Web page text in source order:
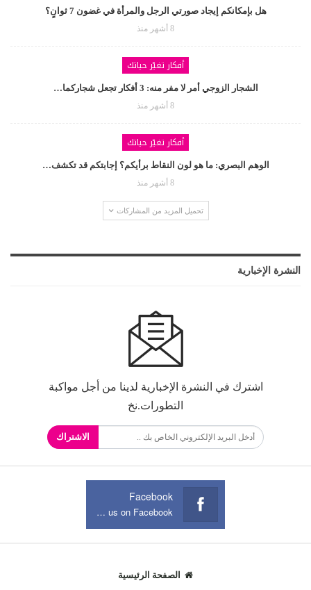
هل بإمكانكم إيجاد صورتي الرجل والمرأة في غضون 7 ثوانٍ؟
8 أشهر منذ
أفكار تغيّر حياتك
الشجار الزوجي أمر لا مفر منه: 3 أفكار تجعل شجاركما…
8 أشهر منذ
أفكار تغيّر حياتك
الوهم البصري: ما هو لون النقاط برأيكم؟ إجابتكم قد تكشف…
8 أشهر منذ
تحميل المزيد من المشاركات
النشرة الإخبارية
اشترك في النشرة الإخبارية لدينا من أجل مواكبة
التطورات.نخ
الاشتراك
Facebook
Join us on Facebook
الصفحة الرئيسية